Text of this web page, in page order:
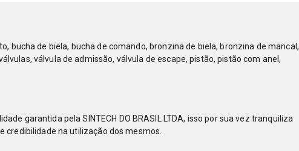
bucha de biela, bucha de comando, bronzina de biela, bronzina de mancal,
válvula de admissão, válvula de escape, pistão, pistão com anel,
garantida pela SINTECH DO BRASIL LTDA, isso por sua vez tranquiliza
credibilidade na utilização dos mesmos.